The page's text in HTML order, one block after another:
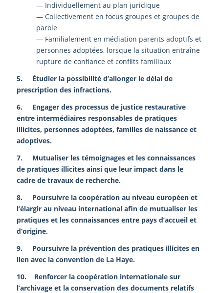
— Individuellement au plan juridique
— Collectivement en focus groupes et groupes de
parole
— Familialement en médiation parents adoptifs et
personnes adoptées, lorsque la situation entraîne
rupture de confiance et conflits familiaux
5. Étudier la possibilité d’allonger le délai de
prescription des infractions.
6. Engager des processus de justice restaurative
entre intermédiaires responsables de pratiques
illicites, personnes adoptées, familles de naissance et
adoptives.
7. Mutualiser les témoignages et les connaissances
de pratiques illicites ainsi que leur impact dans le
cadre de travaux de recherche.
8. Poursuivre la coopération au niveau européen et
l’élargir au niveau international afin de mutualiser les
pratiques et les connaissances entre pays d’accueil et
d’origine.
9. Poursuivre la prévention des pratiques illicites en
lien avec la convention de La Haye.
10. Renforcer la coopération internationale sur
l’archivage et la conservation des documents relatifs